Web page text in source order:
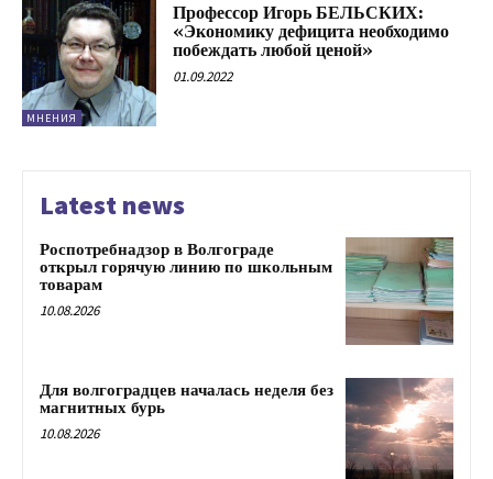
МНЕНИЯ
Профессор Игорь БЕЛЬСКИХ:
«Экономику дефицита необходимо
побеждать любой ценой»
01.09.2022
Latest news
Роспотребнадзор в Волгограде
открыл горячую линию по школьным
товарам
10.08.2026
Для волгоградцев началась неделя без
магнитных бурь
10.08.2026